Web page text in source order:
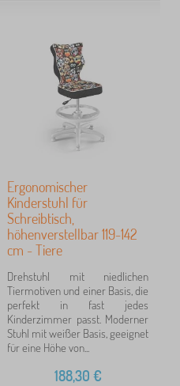
Ergonomischer
Kinderstuhl für
Schreibtisch,
höhenverstellbar 119-142
cm - Tiere
Drehstuhl mit niedlichen
Tiermotiven und einer Basis, die
perfekt in fast jedes
Kinderzimmer passt. Moderner
Stuhl mit weißer Basis, geeignet
für eine Höhe von...
188,30 €